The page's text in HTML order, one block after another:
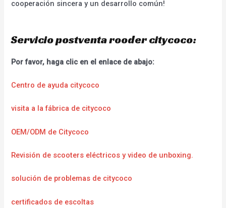
cooperación sincera y un desarrollo común!
Servicio postventa rooder citycoco:
Por favor, haga clic en el enlace de abajo:
Centro de ayuda citycoco
visita a la fábrica de citycoco
OEM/ODM de Citycoco
Revisión de scooters eléctricos y video de unboxing.
solución de problemas de citycoco
certificados de escoltas